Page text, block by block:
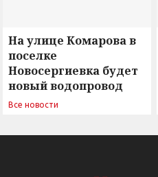
На улице Комарова в
поселке
Новосергиевка будет
новый водопровод
Все новости